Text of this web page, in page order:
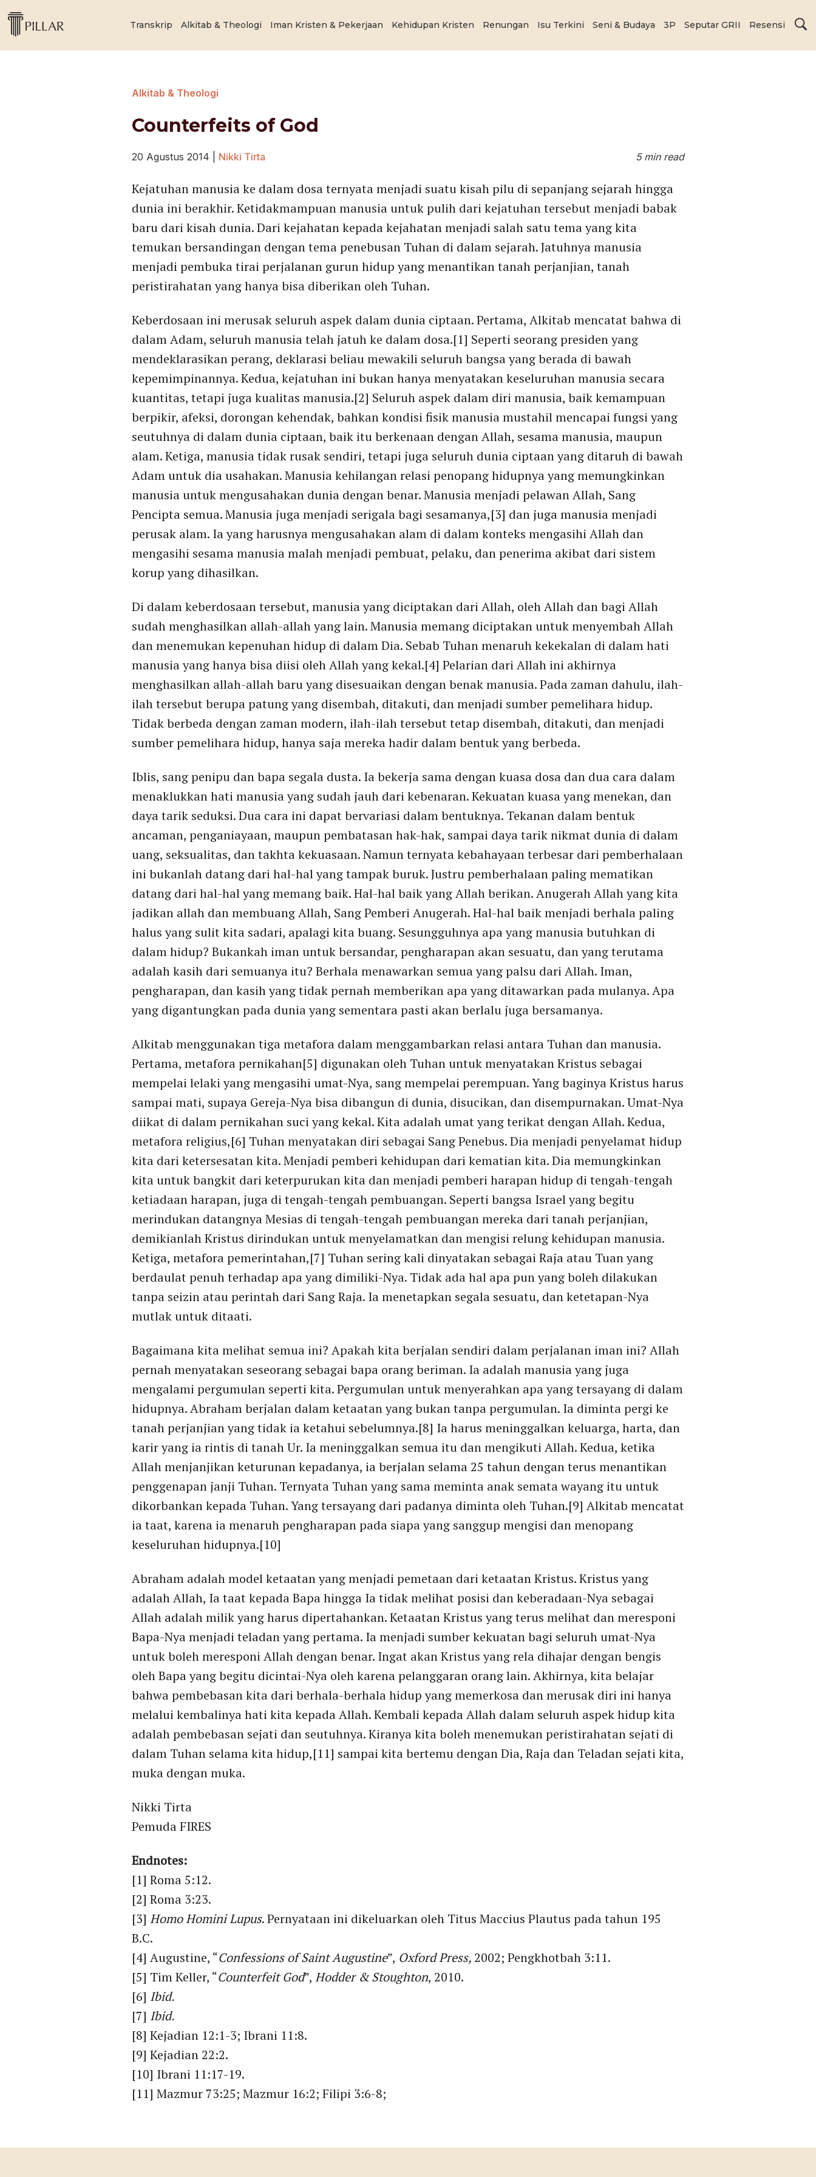
Transkrip Alkitab & Theologi Iman Kristen & Pekerjaan Kehidupan Kristen Renungan Isu Terkini Seni & Budaya 3P Seputar GRII Resensi
Alkitab & Theologi
Counterfeits of God
20 Agustus 2014 Nikki Tirta 5 min read
Kejatuhan manusia ke dalam dosa ternyata menjadi suatu kisah pilu di sepanjang sejarah hingga
dunia ini berakhir. Ketidakmampuan manusia untuk pulih dari kejatuhan tersebut menjadi babak
baru dari kisah dunia. Dari kejahatan kepada kejahatan menjadi salah satu tema yang kita
temukan bersandingan dengan tema penebusan Tuhan di dalam sejarah. Jatuhnya manusia
menjadi pembuka tirai perjalanan gurun hidup yang menantikan tanah perjanjian, tanah
peristirahatan yang hanya bisa diberikan oleh Tuhan.
Keberdosaan ini merusak seluruh aspek dalam dunia ciptaan. Pertama, Alkitab mencatat bahwa di
dalam Adam, seluruh manusia telah jatuh ke dalam dosa.[1] Seperti seorang presiden yang
mendeklarasikan perang, deklarasi beliau mewakili seluruh bangsa yang berada di bawah
kepemimpinannya. Kedua, kejatuhan ini bukan hanya menyatakan keseluruhan manusia secara
kuantitas, tetapi juga kualitas manusia.[2] Seluruh aspek dalam diri manusia, baik kemampuan
berpikir, afeksi, dorongan kehendak, bahkan kondisi fisik manusia mustahil mencapai fungsi yang
seutuhnya di dalam dunia ciptaan, baik itu berkenaan dengan Allah, sesama manusia, maupun
alam. Ketiga, manusia tidak rusak sendiri, tetapi juga seluruh dunia ciptaan yang ditaruh di bawah
Adam untuk dia usahakan. Manusia kehilangan relasi penopang hidupnya yang memungkinkan
manusia untuk mengusahakan dunia dengan benar. Manusia menjadi pelawan Allah, Sang
Pencipta semua. Manusia juga menjadi serigala bagi sesamanya,[3] dan juga manusia menjadi
perusak alam. Ia yang harusnya mengusahakan alam di dalam konteks mengasihi Allah dan
mengasihi sesama manusia malah menjadi pembuat, pelaku, dan penerima akibat dari sistem
korup yang dihasilkan.
Di dalam keberdosaan tersebut, manusia yang diciptakan dari Allah, oleh Allah dan bagi Allah
sudah menghasilkan allah-allah yang lain. Manusia memang diciptakan untuk menyembah Allah
dan menemukan kepenuhan hidup di dalam Dia. Sebab Tuhan menaruh kekekalan di dalam hati
manusia yang hanya bisa diisi oleh Allah yang kekal.[4] Pelarian dari Allah ini akhirnya
menghasilkan allah-allah baru yang disesuaikan dengan benak manusia. Pada zaman dahulu, ilah-
ilah tersebut berupa patung yang disembah, ditakuti, dan menjadi sumber pemelihara hidup.
Tidak berbeda dengan zaman modern, ilah-ilah tersebut tetap disembah, ditakuti, dan menjadi
sumber pemelihara hidup, hanya saja mereka hadir dalam bentuk yang berbeda.
Iblis, sang penipu dan bapa segala dusta. Ia bekerja sama dengan kuasa dosa dan dua cara dalam
menaklukkan hati manusia yang sudah jauh dari kebenaran. Kekuatan kuasa yang menekan, dan
daya tarik seduksi. Dua cara ini dapat bervariasi dalam bentuknya. Tekanan dalam bentuk
ancaman, penganiayaan, maupun pembatasan hak-hak, sampai daya tarik nikmat dunia di dalam
uang, seksualitas, dan takhta kekuasaan. Namun ternyata kebahayaan terbesar dari pemberhalaan
ini bukanlah datang dari hal-hal yang tampak buruk. Justru pemberhalaan paling mematikan
datang dari hal-hal yang memang baik. Hal-hal baik yang Allah berikan. Anugerah Allah yang kita
jadikan allah dan membuang Allah, Sang Pemberi Anugerah. Hal-hal baik menjadi berhala paling
halus yang sulit kita sadari, apalagi kita buang. Sesungguhnya apa yang manusia butuhkan di
dalam hidup? Bukankah iman untuk bersandar, pengharapan akan sesuatu, dan yang terutama
adalah kasih dari semuanya itu? Berhala menawarkan semua yang palsu dari Allah. Iman,
pengharapan, dan kasih yang tidak pernah memberikan apa yang ditawarkan pada mulanya. Apa
yang digantungkan pada dunia yang sementara pasti akan berlalu juga bersamanya.
Alkitab menggunakan tiga metafora dalam menggambarkan relasi antara Tuhan dan manusia.
Pertama, metafora pernikahan[5] digunakan oleh Tuhan untuk menyatakan Kristus sebagai
mempelai lelaki yang mengasihi umat-Nya, sang mempelai perempuan. Yang baginya Kristus harus
sampai mati, supaya Gereja-Nya bisa dibangun di dunia, disucikan, dan disempurnakan. Umat-Nya
diikat di dalam pernikahan suci yang kekal. Kita adalah umat yang terikat dengan Allah. Kedua,
metafora religius,[6] Tuhan menyatakan diri sebagai Sang Penebus. Dia menjadi penyelamat hidup
kita dari ketersesatan kita. Menjadi pemberi kehidupan dari kematian kita. Dia memungkinkan
kita untuk bangkit dari keterpurukan kita dan menjadi pemberi harapan hidup di tengah-tengah
ketiadaan harapan, juga di tengah-tengah pembuangan. Seperti bangsa Israel yang begitu
merindukan datangnya Mesias di tengah-tengah pembuangan mereka dari tanah perjanjian,
demikianlah Kristus dirindukan untuk menyelamatkan dan mengisi relung kehidupan manusia.
Ketiga, metafora pemerintahan,[7] Tuhan sering kali dinyatakan sebagai Raja atau Tuan yang
berdaulat penuh terhadap apa yang dimiliki-Nya. Tidak ada hal apa pun yang boleh dilakukan
tanpa seizin atau perintah dari Sang Raja. Ia menetapkan segala sesuatu, dan ketetapan-Nya
mutlak untuk ditaati.
Bagaimana kita melihat semua ini? Apakah kita berjalan sendiri dalam perjalanan iman ini? Allah
pernah menyatakan seseorang sebagai bapa orang beriman. Ia adalah manusia yang juga
mengalami pergumulan seperti kita. Pergumulan untuk menyerahkan apa yang tersayang di dalam
hidupnya. Abraham berjalan dalam ketaatan yang bukan tanpa pergumulan. Ia diminta pergi ke
tanah perjanjian yang tidak ia ketahui sebelumnya.[8] Ia harus meninggalkan keluarga, harta, dan
karir yang ia rintis di tanah Ur. Ia meninggalkan semua itu dan mengikuti Allah. Kedua, ketika
Allah menjanjikan keturunan kepadanya, ia berjalan selama 25 tahun dengan terus menantikan
penggenapan janji Tuhan. Ternyata Tuhan yang sama meminta anak semata wayang itu untuk
dikorbankan kepada Tuhan. Yang tersayang dari padanya diminta oleh Tuhan.[9] Alkitab mencatat
ia taat, karena ia menaruh pengharapan pada siapa yang sanggup mengisi dan menopang
keseluruhan hidupnya.[10]
Abraham adalah model ketaatan yang menjadi pemetaan dari ketaatan Kristus. Kristus yang
adalah Allah, Ia taat kepada Bapa hingga Ia tidak melihat posisi dan keberadaan-Nya sebagai
Allah adalah milik yang harus dipertahankan. Ketaatan Kristus yang terus melihat dan meresponi
Bapa-Nya menjadi teladan yang pertama. Ia menjadi sumber kekuatan bagi seluruh umat-Nya
untuk boleh meresponi Allah dengan benar. Ingat akan Kristus yang rela dihajar dengan bengis
oleh Bapa yang begitu dicintai-Nya oleh karena pelanggaran orang lain. Akhirnya, kita belajar
bahwa pembebasan kita dari berhala-berhala hidup yang memerkosa dan merusak diri ini hanya
melalui kembalinya hati kita kepada Allah. Kembali kepada Allah dalam seluruh aspek hidup kita
adalah pembebasan sejati dan seutuhnya. Kiranya kita boleh menemukan peristirahatan sejati di
dalam Tuhan selama kita hidup,[11] sampai kita bertemu dengan Dia, Raja dan Teladan sejati kita,
muka dengan muka.
Nikki Tirta
Pemuda FIRES
Endnotes:
[1] Roma 5:12.
[2] Roma 3:23.
[3] Homo Homini Lupus. Pernyataan ini dikeluarkan oleh Titus Maccius Plautus pada tahun 195
B.C.
[4] Augustine, “Confessions of Saint Augustine”, Oxford Press, 2002; Pengkhotbah 3:11.
[5] Tim Keller, “Counterfeit God”, Hodder & Stoughton, 2010.
[6] Ibid.
[7] Ibid.
[8] Kejadian 12:1-3; Ibrani 11:8.
[9] Kejadian 22:2.
[10] Ibrani 11:17-19.
[11] Mazmur 73:25; Mazmur 16:2; Filipi 3:6-8;